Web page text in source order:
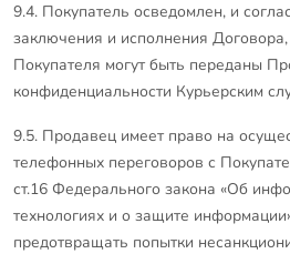
9.4. Покупатель осведомлен, и
заключения и исполнения
Покупателя могут быть переданы
конфиденциальности Курьерским
9.5. Продавец имеет право на
телефонных переговоров с
ст.16 Федерального закона «Об
технологиях и о защите
предотвращать попытки